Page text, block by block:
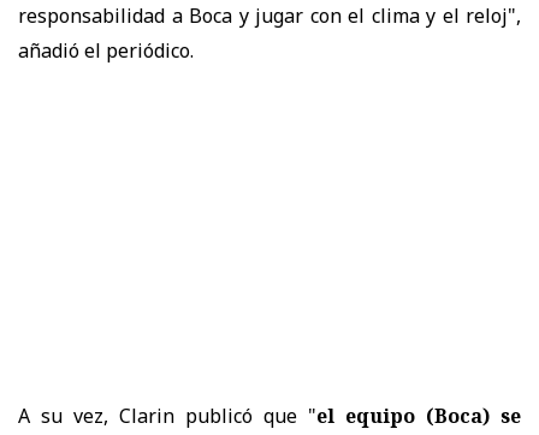
responsabilidad a Boca y jugar con el clima y el reloj",
añadió el periódico.
A su vez, Clarin publicó que "el equipo (Boca) se